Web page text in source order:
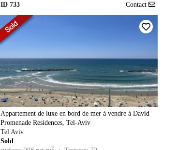
ID 733
Contact
Appartement de luxe en bord de mer à vendre à David
Promenade Residences, Tel-Aviv
Tel Aviv
Sold
2